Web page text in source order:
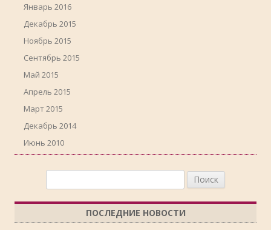
Январь 2016
Декабрь 2015
Ноябрь 2015
Сентябрь 2015
Май 2015
Апрель 2015
Март 2015
Декабрь 2014
Июнь 2010
ПОСЛЕДНИЕ НОВОСТИ